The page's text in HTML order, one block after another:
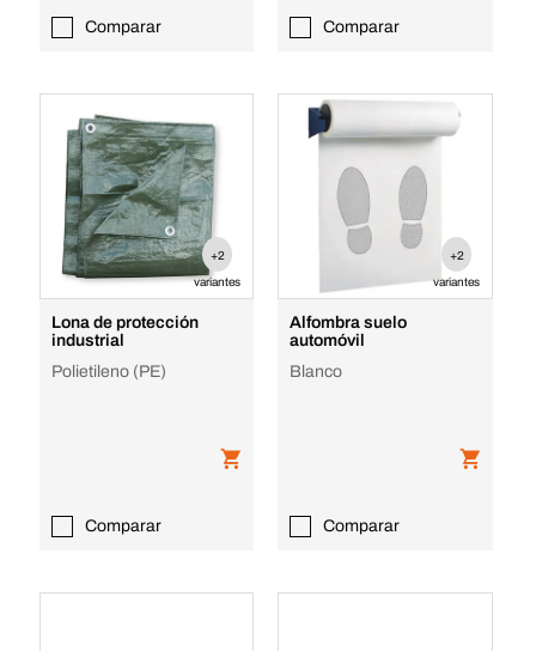
Comparar Comparar
+2
variantes
Lona de protección
industrial
Polietileno (PE)
Comparar
+2
variantes
Alfombra suelo
automóvil
Blanco
Comparar